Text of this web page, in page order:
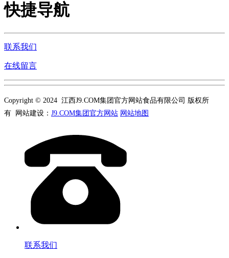
快捷导航
联系我们
在线留言
Copyright © 2024 江西J9.COM集团官方网站食品有限公司 版权所
有 网站建设： J9.COM集团官方网站 网站地图
联系我们